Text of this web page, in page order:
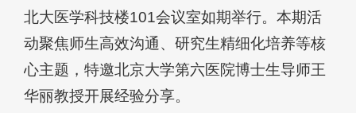
北大医学科技楼101会议室如期举行。本期活
动聚焦师生高效沟通、研究生精细化培养等核
心主题，特邀北京大学第六医院博士生导师王
华丽教授开展经验分享。